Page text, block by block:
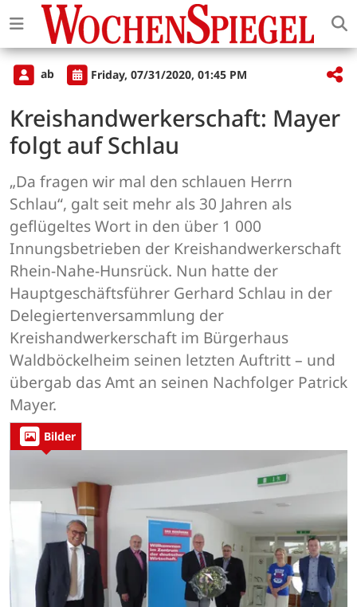
ab Friday, 07/31/2020, 01:45 PM
Kreishandwerkerschaft: Mayer
folgt auf Schlau
„Da fragen wir mal den schlauen Herrn
Schlau“, galt seit mehr als 30 Jahren als
geflügeltes Wort in den über 1 000
Innungsbetrieben der Kreishandwerkerschaft
Rhein-Nahe-Hunsrück. Nun hatte der
Hauptgeschäftsführer Gerhard Schlau in der
Delegiertenversammlung der
Kreishandwerkerschaft im Bürgerhaus
Waldböckelheim seinen letzten Auftritt – und
übergab das Amt an seinen Nachfolger Patrick
Mayer.
Bilder